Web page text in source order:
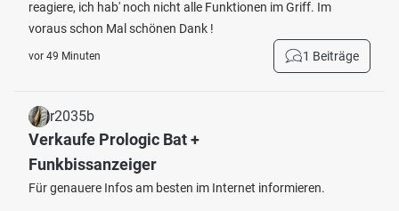
reagiere, ich hab' noch nicht alle Funktionen im Griff. Im
voraus schon Mal schönen Dank !
vor 49 Minuten 1 Beiträge
r2035b
Verkaufe Prologic Bat +
Funkbissanzeiger
Für genauere Infos am besten im Internet informieren.